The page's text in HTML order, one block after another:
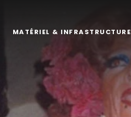
MATÉRIEL & INFRASTRUCTURE